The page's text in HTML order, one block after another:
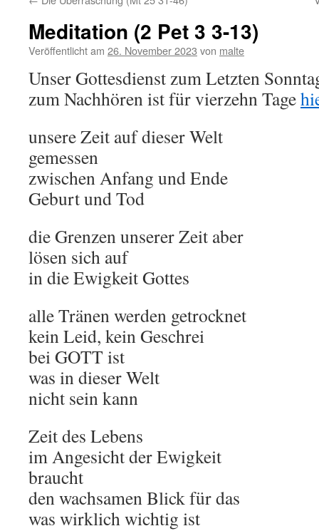
Meditation (2 Pet 3 3-13)
Veröffentlicht am 26. November 2023 von malte
Unser Gottesdienst zum Letzten
zum Nachhören ist für vierzehn Tage
unsere Zeit auf dieser Welt
gemessen
zwischen Anfang und Ende
Geburt und Tod
die Grenzen unserer Zeit aber
lösen sich auf
in die Ewigkeit Gottes
alle Tränen werden getrocknet
kein Leid, kein Geschrei
bei GOTT ist
was in dieser Welt
nicht sein kann
Zeit des Lebens
im Angesicht der Ewigkeit
braucht
den wachsamen Blick für das
was wirklich wichtig ist